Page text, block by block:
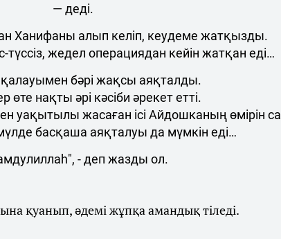
— деді.
Ханифаны алып келіп, кеудеме жатқызды.
түссіз, жедел операциядан кейін жатқан еді…
бәрі жақсы аяқталды.
өте нақты әрі кәсіби әрекет етті.
уақытылы жасаған ісі Айдошканың өмірін
басқаша аяқталуы да мүмкін еді…
- деп жазды ол.
қуанып, әдемі жұпқа амандық тіледі.